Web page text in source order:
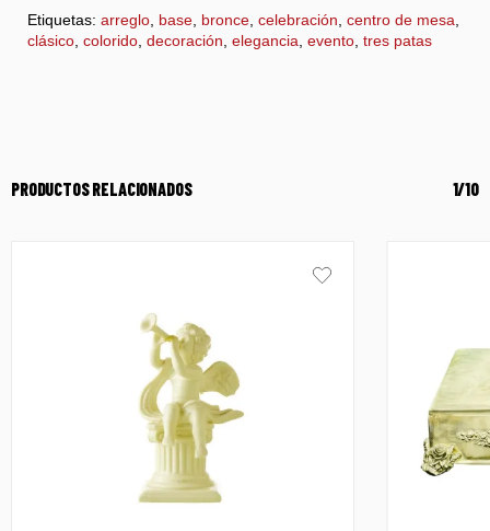
Etiquetas: arreglo base bronce celebración centro de mesa
clásico colorido decoración elegancia evento tres patas
PRODUCTOS RELACIONADOS 1/10